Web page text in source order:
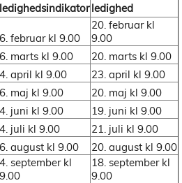
ledighedsindikator ledighed
6. februar kl 9.00
20. februar kl
9.00
6. marts kl 9.00
20. marts kl 9.00
4. april kl 9.00
23. april kl 9.00
6. maj kl 9.00
20. maj kl 9.00
4. juni kl 9.00
19. juni kl 9.00
4. juli kl 9.00
21. juli kl 9.00
6. august kl 9.00
20. august kl 9.00
4. september kl
9.00
18. september kl
9.00